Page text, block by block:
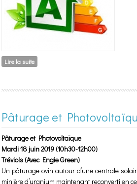
Lire la suitede Rénovation Energétique de
Pâturage et
Pâturage et Photovoltaïque
Mardi 18 juin 2019 (10h30-12h00)
Tréviols (Avec Engie Green)
Un pâturage ovin autour d’une centrale
minière d’uranium maintenant reconverti en